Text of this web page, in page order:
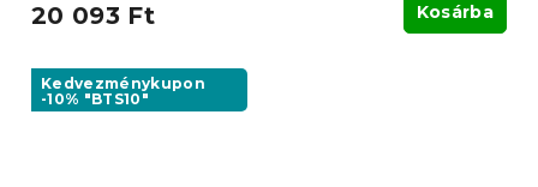
20 093 Ft Kosárba
Kedvezménykupon
-10% "BTS10"